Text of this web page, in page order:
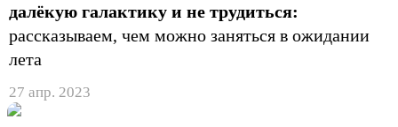
далёкую галактику и не трудиться:
рассказываем, чем можно заняться в ожидании
лета
27 апр. 2023